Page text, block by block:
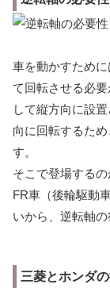
車を動かすため
て回転させる必
して縦方向に設
向に回転するため
す。
そこで登場する
FR車（後輪駆動
いから、逆転軸の
三菱とホンダ